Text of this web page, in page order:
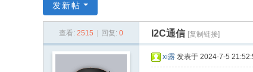
尔
发新帖
查看: 2515 回复: 0 I2C通信 [复制链接]
xi露 发表于 2024-7-5